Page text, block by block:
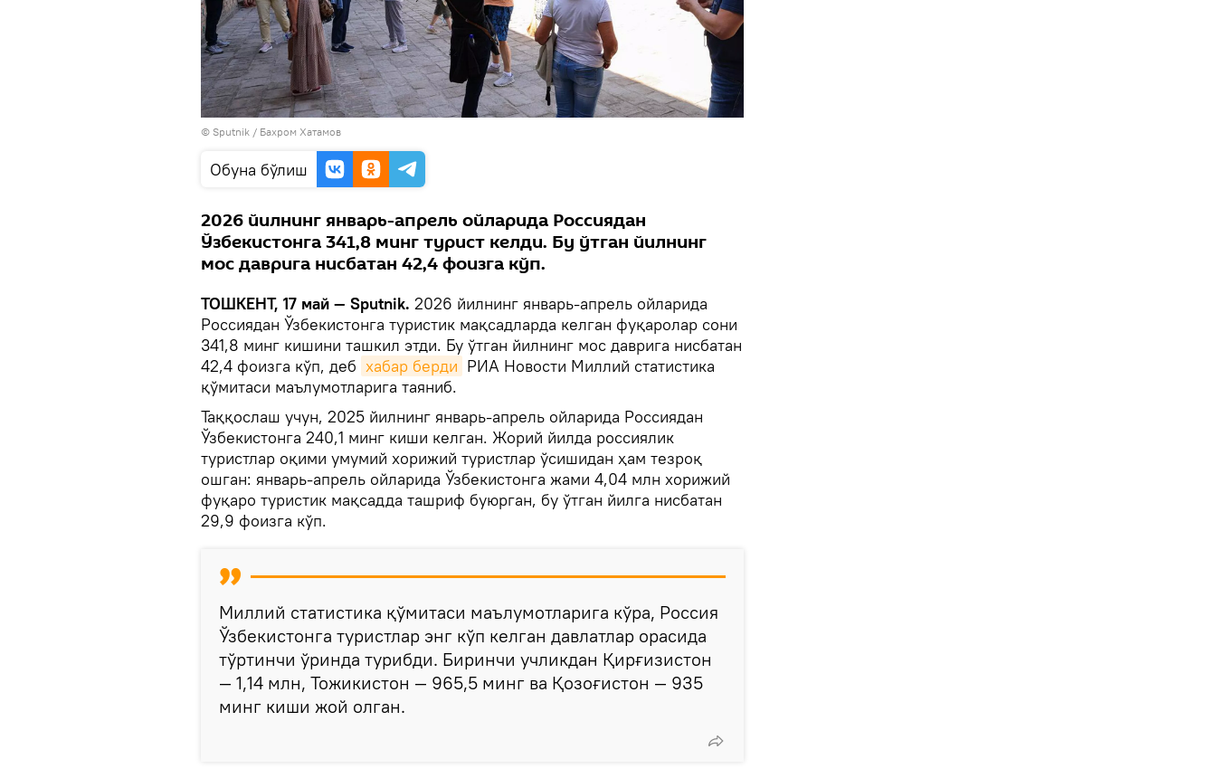
© Sputnik / Бахром Хатамов
Oбуна бўлиш
2026 йилнинг январь-апрель ойларида Россиядан
Ўзбекистонга 341,8 минг турист келди. Бу ўтган йилнинг
мос даврига нисбатан 42,4 фоизга кўп.
ТОШКЕНТ, 17 май — Sputnik. 2026 йилнинг январь-апрель ойларида
Россиядан Ўзбекистонга туристик мақсадларда келган фуқаролар сони
341,8 минг кишини ташкил этди. Бу ўтган йилнинг мос даврига нисбатан
42,4 фоизга кўп, деб хабар берди РИА Новости Миллий статистика
қўмитаси маълумотларига таяниб.
Таққослаш учун, 2025 йилнинг январь-апрель ойларида Россиядан
Ўзбекистонга 240,1 минг киши келган. Жорий йилда россиялик
туристлар оқими умумий хорижий туристлар ўсишидан ҳам тезроқ
ошган: январь-апрель ойларида Ўзбекистонга жами 4,04 млн хорижий
фуқаро туристик мақсадда ташриф буюрган, бу ўтган йилга нисбатан
29,9 фоизга кўп.
Миллий статистика қўмитаси маълумотларига кўра, Россия
Ўзбекистонга туристлар энг кўп келган давлатлар орасида
тўртинчи ўринда турибди. Биринчи учликдан Қирғизистон
— 1,14 млн, Тожикистон — 965,5 минг ва Қозоғистон — 935
минг киши жой олган.